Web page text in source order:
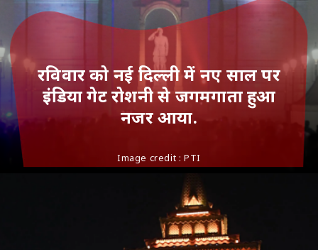
Image credit : PTI
रविवार को नई दिल्ली में नए साल पर
इंडिया गेट रोशनी से जगमगाता हुआ
नजर आया.